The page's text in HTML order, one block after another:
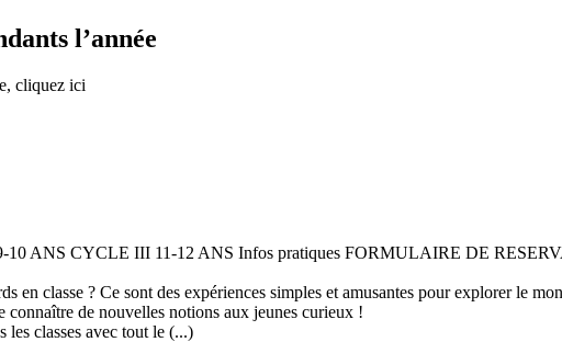
l’année
cliquez ici
ANS CYCLE III 11-12 ANS Infos pratiques FORMULAIRE DE
en classe ? Ce sont des expériences simples et amusantes pour explorer le
de nouvelles notions aux jeunes curieux !
classes avec tout le (...)